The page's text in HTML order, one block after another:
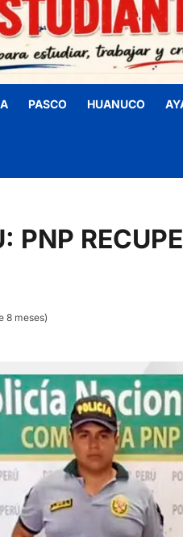
PASCO HUANUCO
PNP
8 meses)